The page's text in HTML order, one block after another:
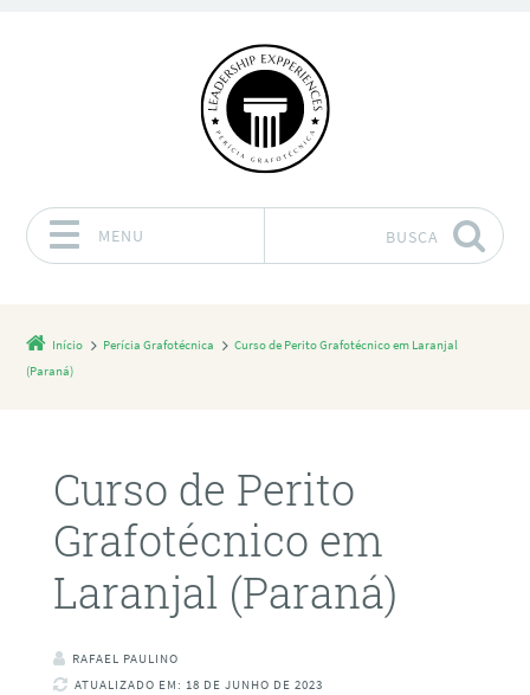
MENU BUSCA
Início Perícia Grafotécnica
Curso de Perito Grafotécnico em Laranjal
(Paraná)
Curso de Perito
Grafotécnico em
Laranjal (Paraná)
RAFAEL PAULINO
ATUALIZADO EM: 18 DE JUNHO DE 2023